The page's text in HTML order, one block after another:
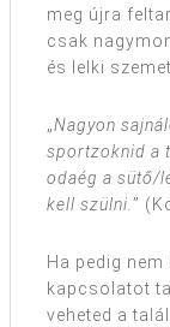
meg újra
csak
és lelki
„Nagyon
sportzoknid a
odaég a sütő/
kell szülni.”
Ha pedig
kapcsolatot
veheted a